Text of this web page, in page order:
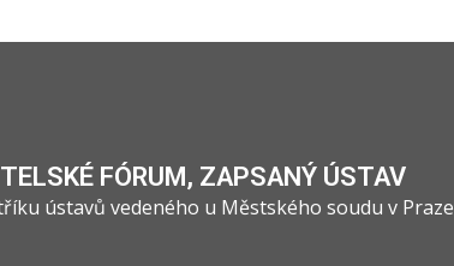
FÓRUM, ZAPSANÝ ÚSTAV
ústavů vedeného u Městského soudu v Praze